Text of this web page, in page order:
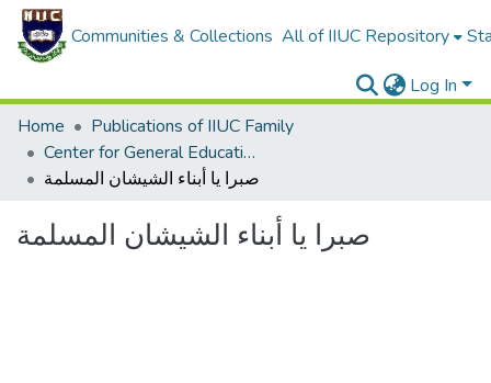
Communities & Collections All of IIUC Repository
Log In
Home
Publications of IIUC Family
Center for General Education (CGED)
صبرا يا أبناء الشيشان المسلمة
صبرا يا أبناء الشيشان المسلمة